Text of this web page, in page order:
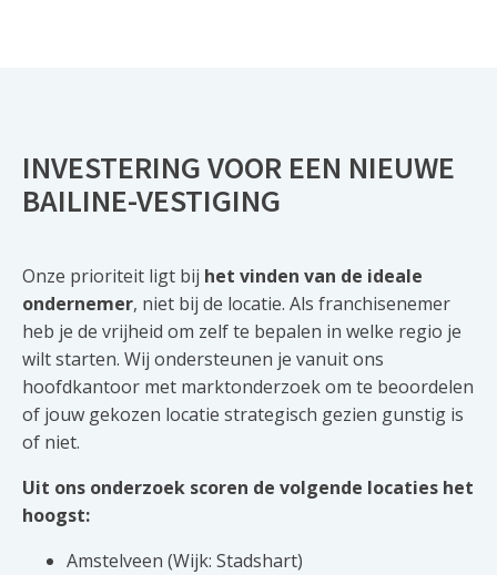
INVESTERING VOOR EEN NIEUWE
BAILINE-VESTIGING
Onze prioriteit ligt bij het vinden van de ideale
ondernemer, niet bij de locatie. Als franchisenemer
heb je de vrijheid om zelf te bepalen in welke regio je
wilt starten. Wij ondersteunen je vanuit ons
hoofdkantoor met marktonderzoek om te beoordelen
of jouw gekozen locatie strategisch gezien gunstig is
of niet.
Uit ons onderzoek scoren de volgende locaties het
hoogst:
Amstelveen (Wijk: Stadshart)